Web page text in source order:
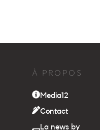
À PROPOS
Media12
Contact
La news by